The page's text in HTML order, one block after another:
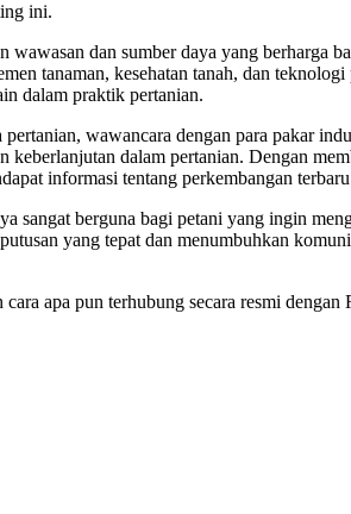
ini.
dan sumber daya yang berharga
tanaman, kesehatan tanah, dan
dalam praktik pertanian.
wawancara dengan para pakar
dalam pertanian. Dengan
informasi tentang perkembangan
sangat berguna bagi petani yang ingin
yang tepat dan menumbuhkan
apa pun terhubung secara resmi